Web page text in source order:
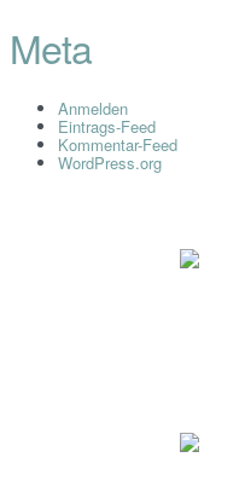
Meta
Anmelden
Eintrags-Feed
Kommentar-Feed
WordPress.org